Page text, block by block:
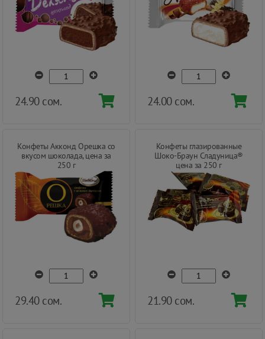
24.90 сом. 24.00 сом.
Конфеты Акконд Орешка со
вкусом шоколада, цена за
250 г
29.40 сом.
Конфеты глазированные
Шоко-Браун Сладуница®
цена за 250 г
21.90 сом.